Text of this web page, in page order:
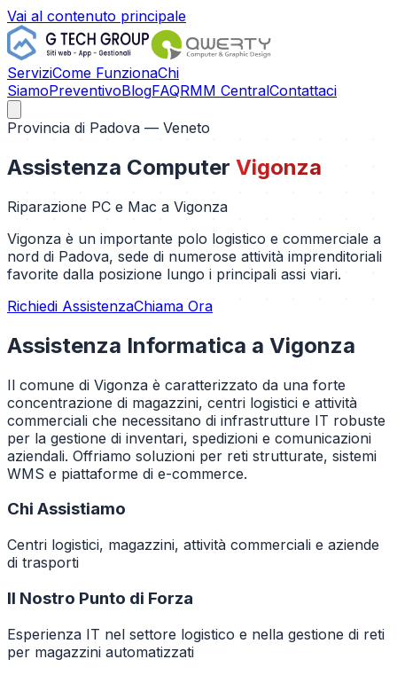
Vai al contenuto principale
ServiziCome FunzionaChi
SiamoPreventivoBlogFAQRMM CentralContattaci
Provincia di Padova — Veneto
Assistenza Computer Vigonza
Riparazione PC e Mac a Vigonza
Vigonza è un importante polo logistico e commerciale a
nord di Padova, sede di numerose attività imprenditoriali
favorite dalla posizione lungo i principali assi viari.
Richiedi AssistenzaChiama Ora
Assistenza Informatica a Vigonza
Il comune di Vigonza è caratterizzato da una forte
concentrazione di magazzini, centri logistici e attività
commerciali che necessitano di infrastrutture IT robuste
per la gestione di inventari, spedizioni e comunicazioni
aziendali. Offriamo soluzioni per reti strutturate, sistemi
WMS e piattaforme di e-commerce.
Chi Assistiamo
Centri logistici, magazzini, attività commerciali e aziende
di trasporti
Il Nostro Punto di Forza
Esperienza IT nel settore logistico e nella gestione di reti
per magazzini automatizzati